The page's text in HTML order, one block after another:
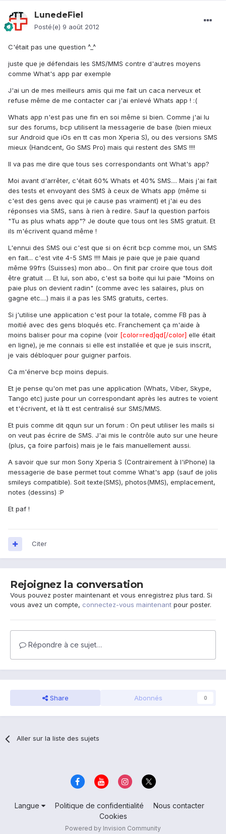
LunedeFiel
Posté(e) 9 août 2012
C'était pas une question ^_^
juste que je défendais les SMS/MMS contre d'autres moyens
comme What's app par exemple
J'ai un de mes meilleurs amis qui me fait un caca nerveux et
refuse même de me contacter car j'ai enlevé Whats app ! :(
Whats app n'est pas une fin en soi même si bien. Comme j'ai lu
sur des forums, bcp utilisent la messagerie de base (bien mieux
sur Android que iOs en tt cas mon Xperia S), ou des versions SMS
mieux (Handcent, Go SMS Pro) mais qui restent des SMS !!!!
Il va pas me dire que tous ses correspondants ont What's app?
Moi avant d'arrêter, c'était 60% Whats et 40% SMS.... Mais j'ai fait
des tests et envoyant des SMS à ceux de Whats app (même si
c'est des gens avec qui je cause pas vraiment) et j'ai eu des
réponses via SMS, sans à rien à redire. Sauf la question parfois
"Tu as plus whats app"? Je doute que tous ont les SMS gratuit. Et
ils m'écrivent quand même !
L'ennui des SMS oui c'est que si on écrit bcp comme moi, un SMS
en fait... c'est vite 4-5 SMS !!!! Mais je paie que je paie quand
même 99frs (Suisses) mon abo... On finit par croire que tous doit
être gratuit .... Et lui, son abo, c'est sa boite qui lui paie "Moins on
paie plus on devient radin" (comme avec les salaires, plus on
gagne etc....) mais il a pas les SMS gratuits, certes.
Si j'utilise une application c'est pour la totale, comme FB pas à
moitié avec des gens bloqués etc. Franchement ça m'aide à
moins baliser pour ma copine (voir [color=red]qd[/color] elle était
en ligne), je me connais si elle est installée et que je suis inscrit,
je vais débloquer pour guigner parfois.
Ca m'énerve bcp moins depuis.
Et je pense qu'on met pas une application (Whats, Viber, Skype,
Tango etc) juste pour un correspondant après les autres te voient
et t'écrivent, et là tt est centralisé sur SMS/MMS.
Et puis comme dit qqun sur un forum : On peut utiliser les mails si
on veut pas écrire de SMS. J'ai mis le contrôle auto sur une heure
(plus, ça foire parfois) mais je le fais manuellement aussi.
A savoir que sur mon Sony Xperia S (Contrairement à l'iPhone) la
messagerie de base permet tout comme What's app (sauf de jolis
smileys compatible). Soit texte(SMS), photos(MMS), emplacement,
notes (dessins) :P
Et paf !
Citer
Rejoignez la conversation
Vous pouvez poster maintenant et vous enregistrez plus tard. Si
vous avez un compte, connectez-vous maintenant pour poster.
Répondre à ce sujet…
Share Abonnés 0
Aller sur la liste des sujets
Langue Politique de confidentialité
Nous contacter
Cookies
Powered by Invision Community